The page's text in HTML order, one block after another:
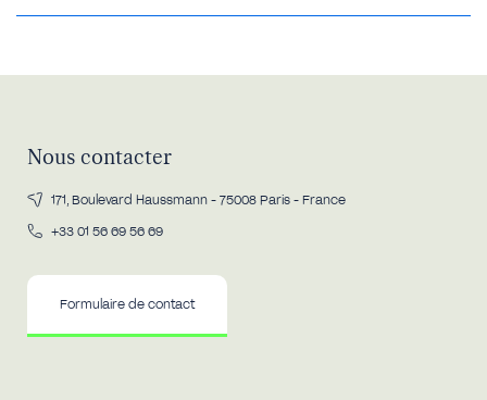
Nous contacter
171, Boulevard Haussmann - 75008 Paris - France
+33 01 56 69 56 69
Formulaire de contact